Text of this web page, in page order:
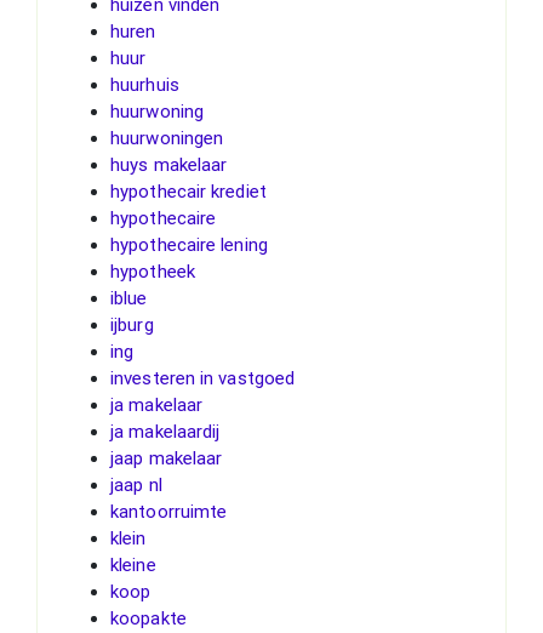
huizen vinden
huren
huur
huurhuis
huurwoning
huurwoningen
huys makelaar
hypothecair krediet
hypothecaire
hypothecaire lening
hypotheek
iblue
ijburg
ing
investeren in vastgoed
ja makelaar
ja makelaardij
jaap makelaar
jaap nl
kantoorruimte
klein
kleine
koop
koopakte